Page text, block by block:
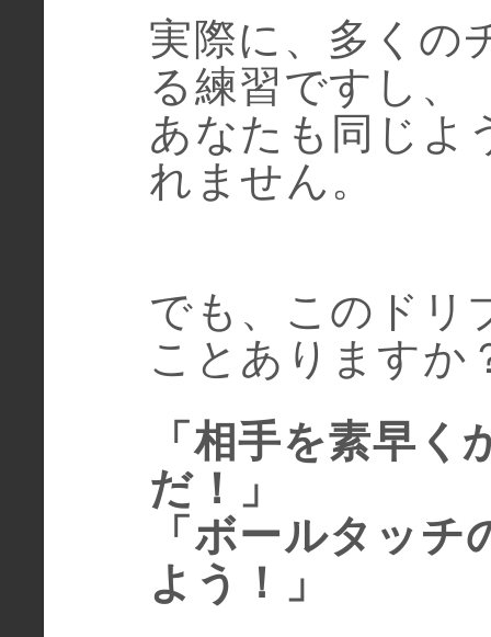
実際に、多くの
る練習ですし、
あなたも同じよ
れません。
でも、このドリ
ことありますか
「相手を素早
だ！」
「ボールタッ
よう！」